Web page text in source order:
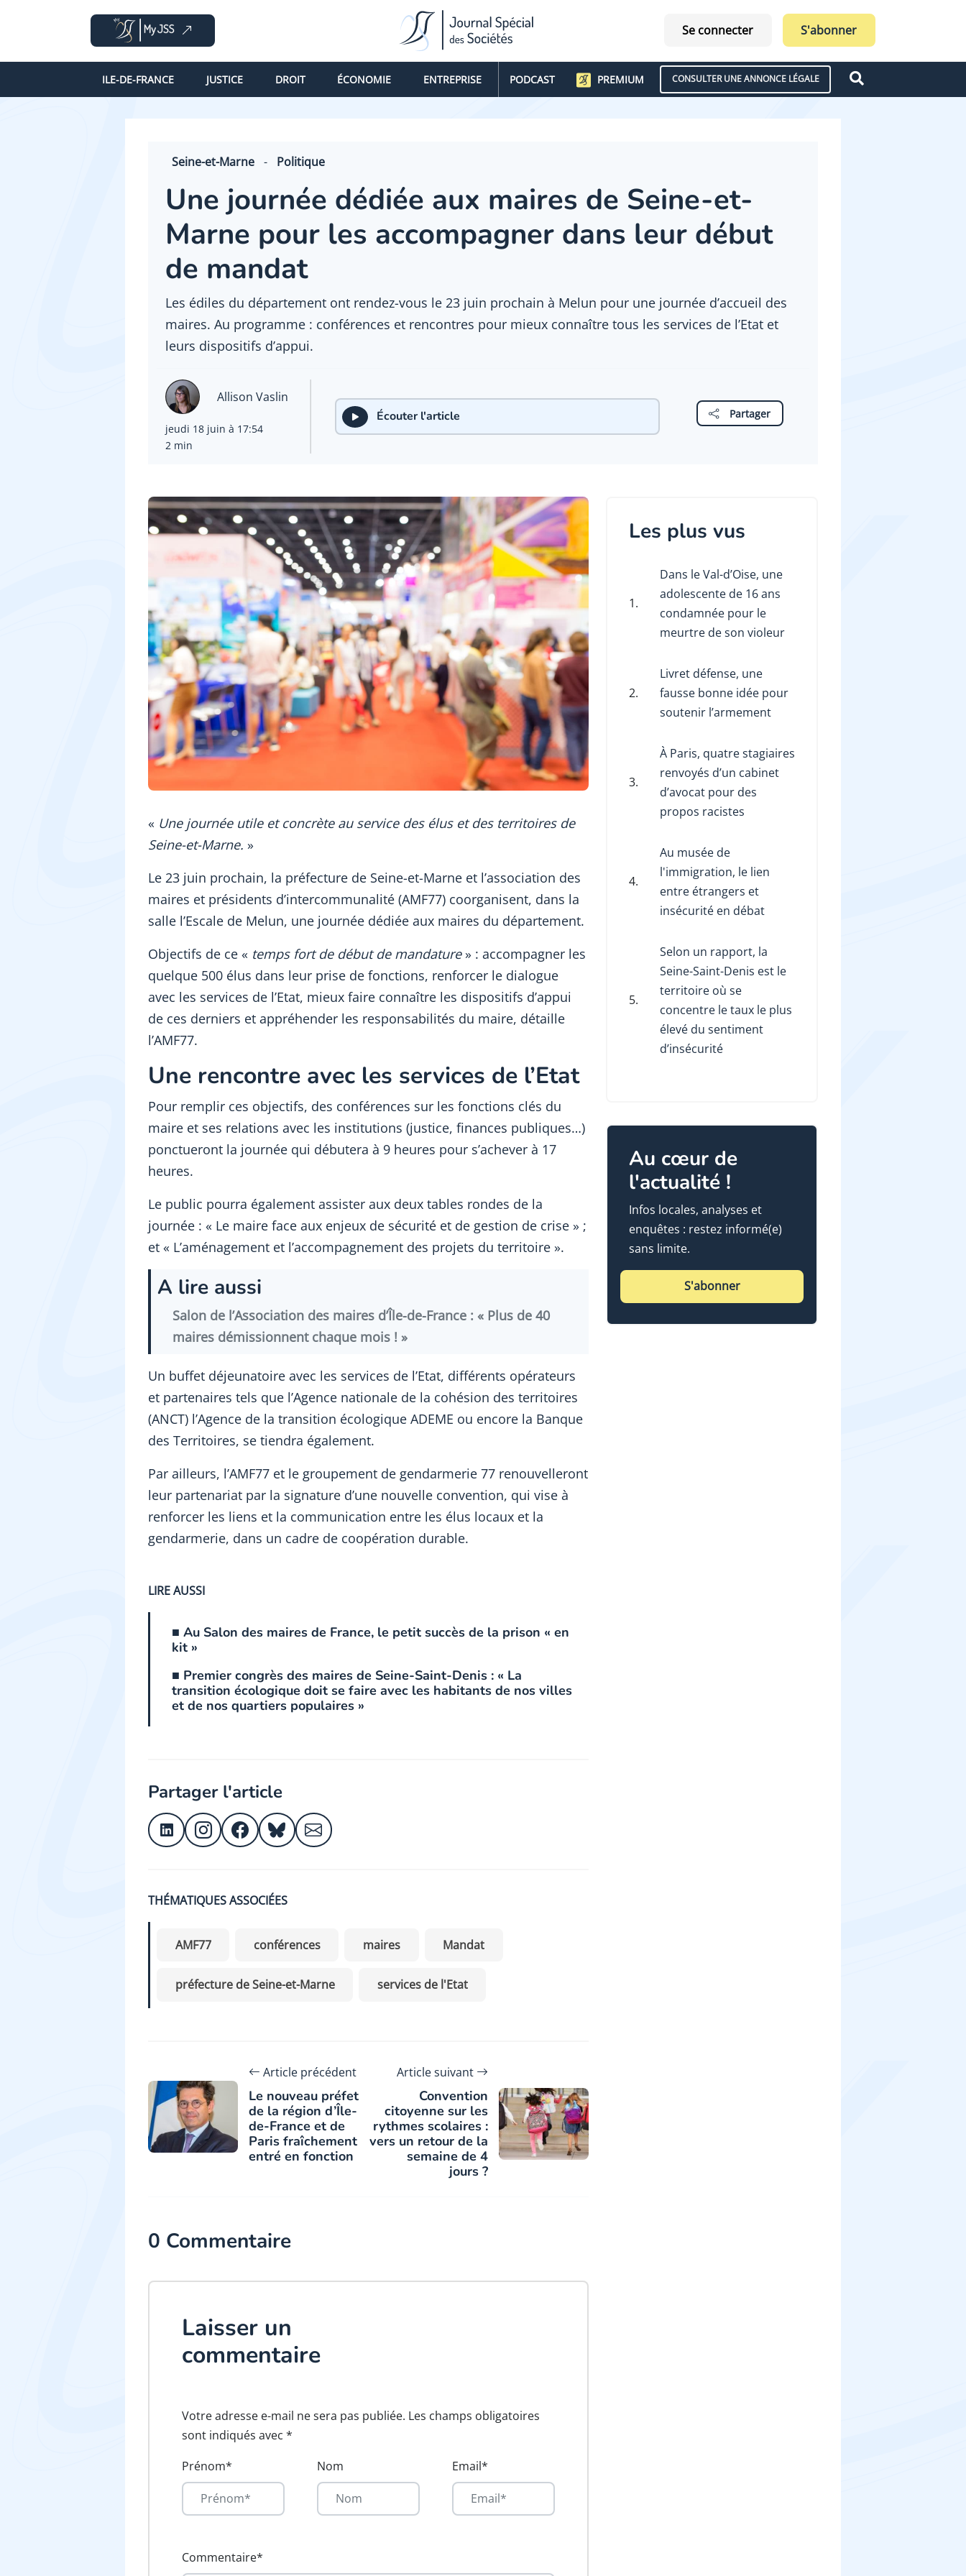
Se connecter S'abonner
ILE-DE-FRANCE JUSTICE DROIT ÉCONOMIE ENTREPRISE PODCAST PREMIUM CONSULTER UNE ANNONCE LÉGALE
Seine-et-Marne - Politique
Une journée dédiée aux maires de Seine-et-
Marne pour les accompagner dans leur début
de mandat
Les édiles du département ont rendez-vous le 23 juin prochain à Melun pour une journée d’accueil des
maires. Au programme : conférences et rencontres pour mieux connaître tous les services de l’Etat et
leurs dispositifs d’appui.
Allison Vaslin
jeudi 18 juin à 17:54
2 min
Écouter l'article Partager
« Une journée utile et concrète au service des élus et des territoires de
Seine-et-Marne. »
Le 23 juin prochain, la préfecture de Seine-et-Marne et l’association des
maires et présidents d’intercommunalité (AMF77) coorganisent, dans la
salle l’Escale de Melun, une journée dédiée aux maires du département.
Objectifs de ce « temps fort de début de mandature» : accompagner les
quelque 500 élus dans leur prise de fonctions, renforcer le dialogue
avec les services de l’Etat, mieux faire connaître les dispositifs d’appui
de ces derniers et appréhender les responsabilités du maire, détaille
l’AMF77.
Une rencontre avec les services de l’Etat
Pour remplir ces objectifs, des conférences sur les fonctions clés du
maire et ses relations avec les institutions (justice, finances publiques…)
ponctueront la journée qui débutera à 9 heures pour s’achever à 17
heures.
Le public pourra également assister aux deux tables rondes de la
journée : « Le maire face aux enjeux de sécurité et de gestion de crise » ;
et « L’aménagement et l’accompagnement des projets du territoire ».
A lire aussi
Salon de l’Association des maires d’Île-de-France : « Plus de 40
maires démissionnent chaque mois ! »
Un buffet déjeunatoire avec les services de l’Etat, différents opérateurs
et partenaires tels que l’Agence nationale de la cohésion des territoires
(ANCT) l’Agence de la transition écologique ADEME ou encore la Banque
des Territoires, se tiendra également.
Par ailleurs, l’AMF77 et le groupement de gendarmerie 77 renouvelleront
leur partenariat par la signature d’une nouvelle convention, qui vise à
renforcer les liens et la communication entre les élus locaux et la
gendarmerie, dans un cadre de coopération durable.
LIRE AUSSI
■ Au Salon des maires de France, le petit succès de la prison « en
kit »
■ Premier congrès des maires de Seine-Saint-Denis : « La
transition écologique doit se faire avec les habitants de nos villes
et de nos quartiers populaires »
Partager l'article
THÉMATIQUES ASSOCIÉES
AMF77 conférences maires Mandat
préfecture de Seine-et-Marne services de l'Etat
Article précédent
Le nouveau préfet
de la région d’Île-
de-France et de
Paris fraîchement
entré en fonction
Article suivant
Convention
citoyenne sur les
rythmes scolaires :
vers un retour de la
semaine de 4
jours ?
0 Commentaire
Laisser un
commentaire
Votre adresse e-mail ne sera pas publiée. Les champs obligatoires
sont indiqués avec *
Prénom*
Nom Email*
Commentaire*
Les plus vus
1.
Dans le Val-d’Oise, une
adolescente de 16 ans
condamnée pour le
meurtre de son violeur
2.
Livret défense, une
fausse bonne idée pour
soutenir l’armement
3.
À Paris, quatre stagiaires
renvoyés d’un cabinet
d’avocat pour des
propos racistes
4.
Au musée de
l'immigration, le lien
entre étrangers et
insécurité en débat
5.
Selon un rapport, la
Seine-Saint-Denis est le
territoire où se
concentre le taux le plus
élevé du sentiment
d’insécurité
Au cœur de
l'actualité !
Infos locales, analyses et
enquêtes : restez informé(e)
sans limite.
S'abonner